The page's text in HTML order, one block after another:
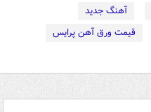
آهنگ جدید
قیمت ورق آهن پرایس